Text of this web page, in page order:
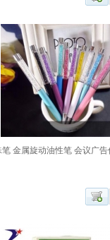
金属旋动油性笔 会议广